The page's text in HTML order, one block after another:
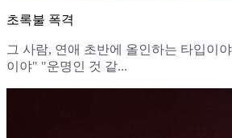
초록불 폭격
그 사람, 연애 초반에 올인하는 타입이
이야" "운명인 것 같...